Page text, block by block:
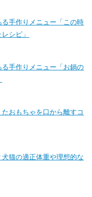
手作りメニュー「この時
シピ」
手作りメニュー「お鍋の
たおもちゃを口から離すコ
猫の適正体重や理想的な